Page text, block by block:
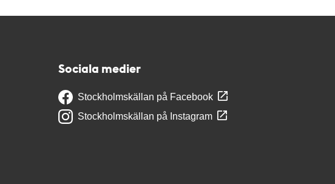
Sociala medier
Stockholmskällan på Facebook
Stockholmskällan på Instagram